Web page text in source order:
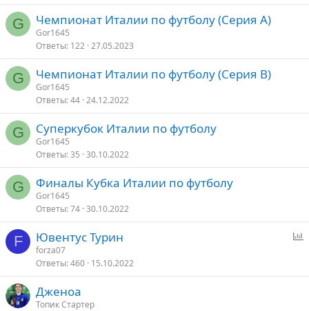
о
G Чемпионат Италии по футболу (Серия A)
Gor1645
Ответы 122 27.05.2023
G Чемпионат Италии по футболу (Серия B)
Gor1645
Ответы 44 24.12.2022
G Суперкубок Италии по футболу
Gor1645
Ответы 35 30.10.2022
G Финалы Кубка Италии по футболу
Gor1645
Ответы 74 30.10.2022
F
о
Ювентус Турин
forza07
Ответы 460 15.10.2022
Дженоа
Топик Стартер